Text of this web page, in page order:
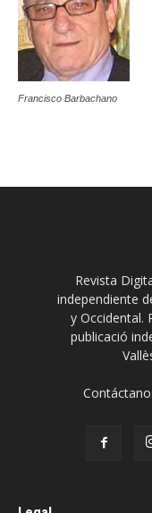
Francisco Barbachano
Revista
independiente
y Occidental.
publicació